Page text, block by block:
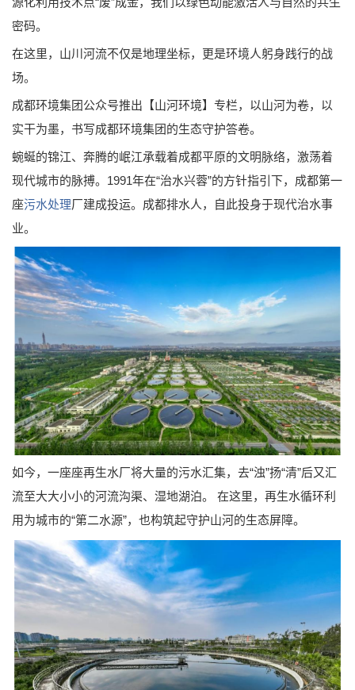
密码。
在这里，山川河流不仅是地理坐标，更是环境人躬身践行的战
场。
成都环境集团公众号推出【山河环境】专栏，以山河为卷，以
实干为墨，书写成都环境集团的生态守护答卷。
蜿蜒的锦江、奔腾的岷江承载着成都平原的文明脉络，激荡着
现代城市的脉搏。1991年在“治水兴蓉”的方针指引下，成都第一
座污水处理厂建成投运。成都排水人，自此投身于现代治水事
业。
如今，一座座再生水厂将大量的污水汇集，去“浊”扬“清”后又汇
流至大大小小的河流沟渠、湿地湖泊。 在这里，再生水循环利
用为城市的“第二水源”，也构筑起守护山河的生态屏障。